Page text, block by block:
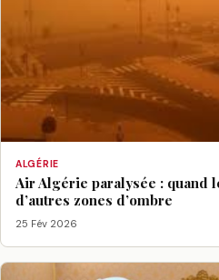
ALGÉRIE
Air Algérie paralysée : quand
d’autres zones d’ombre
25 Fév 2026